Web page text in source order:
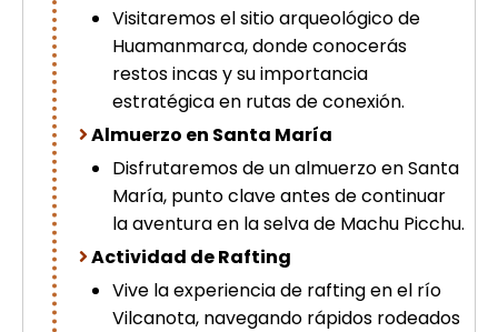
Visitaremos el sitio arqueológico de
Huamanmarca, donde conocerás
restos incas y su importancia
estratégica en rutas de conexión.
Almuerzo en Santa María
Disfrutaremos de un almuerzo en Santa
María, punto clave antes de continuar
la aventura en la selva de Machu Picchu.
Actividad de Rafting
Vive la experiencia de rafting en el río
Vilcanota, navegando rápidos rodeados